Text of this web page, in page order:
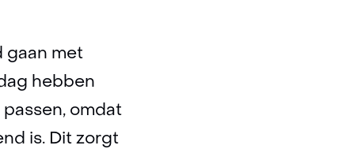
gaan met
hebben
omdat
is. Dit zorgt